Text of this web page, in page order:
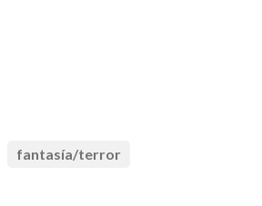
fantasía/terror